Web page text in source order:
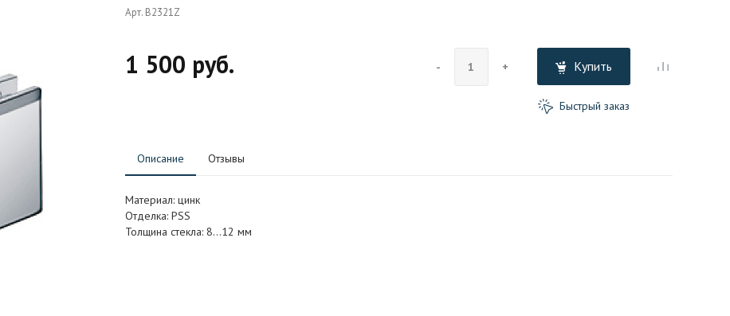
Арт. B2321Z
1 500 руб. - + Купить
Быстрый заказ
Описание Отзывы
Материал: цинк
Отделка: PSS
Толщина стекла: 8…12 мм